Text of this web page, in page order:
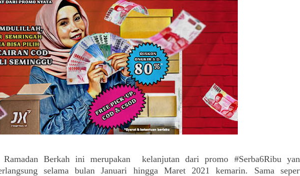
Ramadan Berkah ini merupakan  kelanjutan dari promo #Serba6Ribu
selama bulan Januari hingga Maret 2021 kemarin. Sama